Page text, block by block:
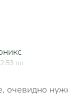
пп
очевидно